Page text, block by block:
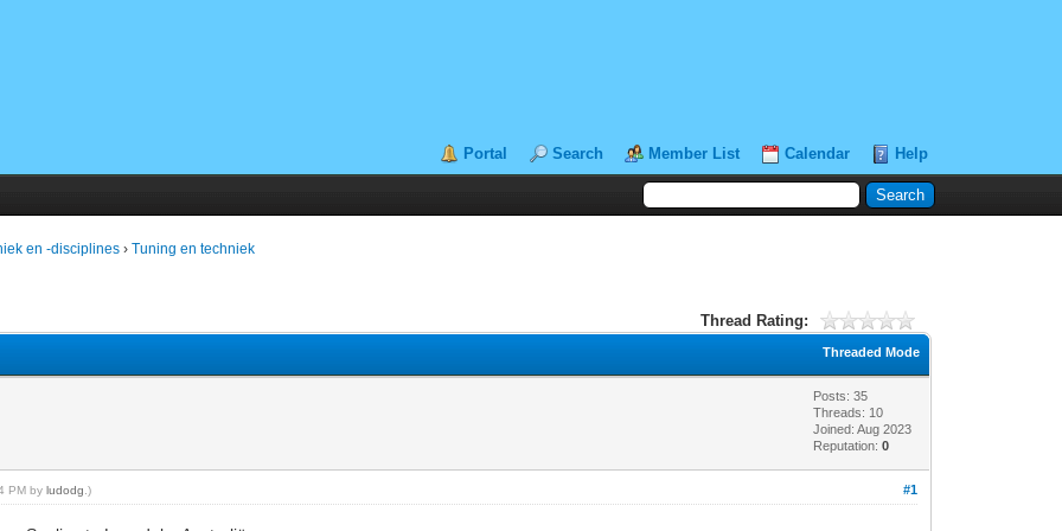
Portal Search Member List Calendar Help
en -disciplines ›Tuning en techniek
Thread Rating:
Threaded Mode
Posts: 35
Threads: 10
Joined: Aug 2023
Reputation:0
#1
PM byludodg .)